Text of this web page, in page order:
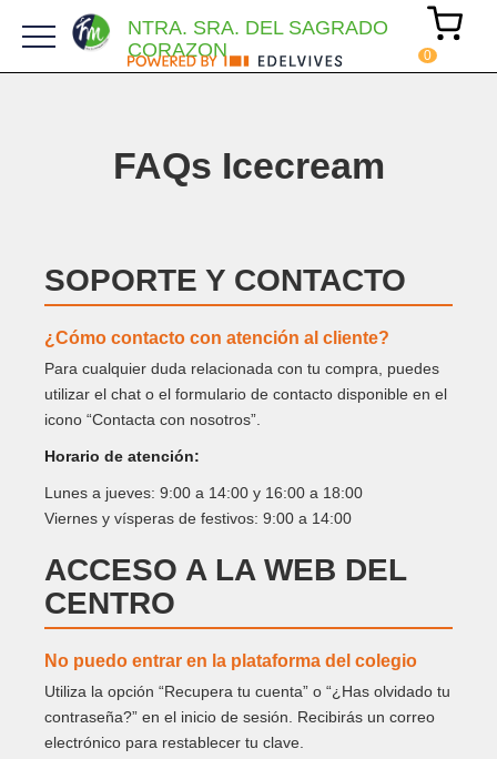
NTRA. SRA. DEL SAGRADO
CORAZON
FAQs Icecream
SOPORTE Y CONTACTO
¿Cómo contacto con atención al cliente?
Para cualquier duda relacionada con tu compra, puedes
utilizar el chat o el formulario de contacto disponible en el
icono “Contacta con nosotros”.
Horario de atención:
Lunes a jueves: 9:00 a 14:00 y 16:00 a 18:00
Viernes y vísperas de festivos: 9:00 a 14:00
ACCESO A LA WEB DEL
CENTRO
No puedo entrar en la plataforma del colegio
Utiliza la opción “Recupera tu cuenta” o “¿Has olvidado tu
contraseña?” en el inicio de sesión. Recibirás un correo
electrónico para restablecer tu clave.